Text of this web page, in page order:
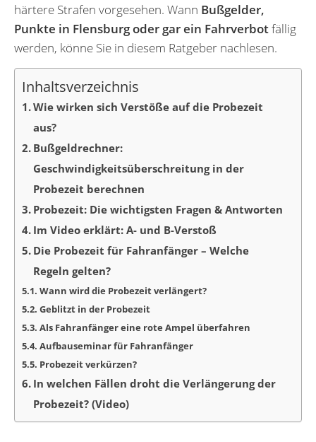
härtere Strafen vorgesehen. Wann Bußgelder,
Punkte in Flensburg oder gar ein Fahrverbotfällig
werden, könne Sie in diesem Ratgeber nachlesen.
Inhaltsverzeichnis
Wie wirken sich Verstöße auf die Probezeit
aus?
Bußgeldrechner:
Geschwindigkeitsüberschreitung in der
Probezeit berechnen
Probezeit: Die wichtigsten Fragen & Antworten
Im Video erklärt: A- und B-Verstoß
Die Probezeit für Fahranfänger – Welche
Regeln gelten?
Wann wird die Probezeit verlängert?
Geblitzt in der Probezeit
Als Fahranfänger eine rote Ampel überfahren
Aufbauseminar für Fahranfänger
Probezeit verkürzen?
In welchen Fällen droht die Verlängerung der
Probezeit? (Video)